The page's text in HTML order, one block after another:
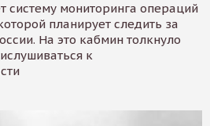
систему мониторинга операций
планирует следить за
На это кабмин толкнуло
к